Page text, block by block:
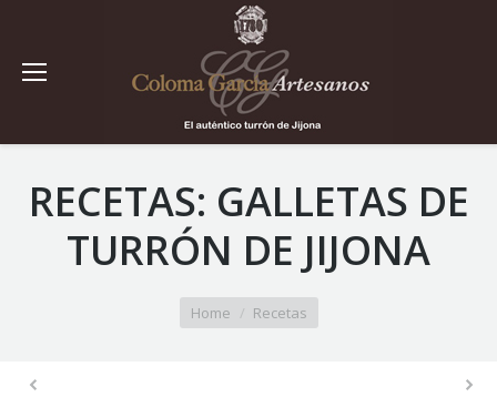
RECETAS: GALLETAS DE
TURRÓN DE JIJONA
Home Recetas